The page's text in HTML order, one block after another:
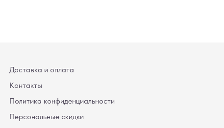
Доставка и оплата
Контакты
Политика конфиденциальности
Персональные скидки